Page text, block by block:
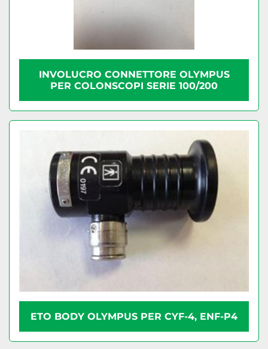
INVOLUCRO CONNETTORE OLYMPUS
PER COLONSCOPI SERIE 100/200
ETO BODY OLYMPUS PER CYF-4, ENF-P4